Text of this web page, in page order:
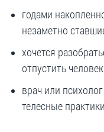
годами
незаметно
хочется
отпустить
врач или
телесные практики